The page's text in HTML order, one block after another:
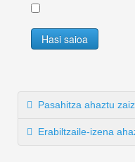
Hasi saioa
Pasahitza ahaztu
Erabiltzaile-izena